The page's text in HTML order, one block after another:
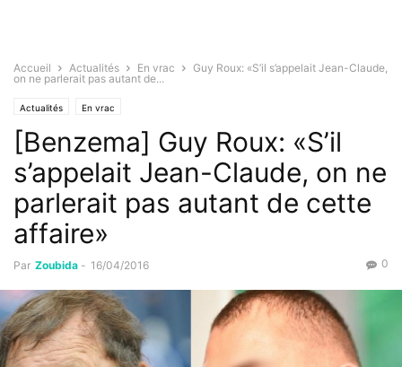
Accueil Actualités En vrac
Guy Roux: «S’il s’appelait Jean-Claude,
on ne parlerait pas autant de...
Actualités En vrac
[Benzema] Guy Roux: «S’il
s’appelait Jean-Claude, on ne
parlerait pas autant de cette
affaire»
Par Zoubida - 16/04/2016 0